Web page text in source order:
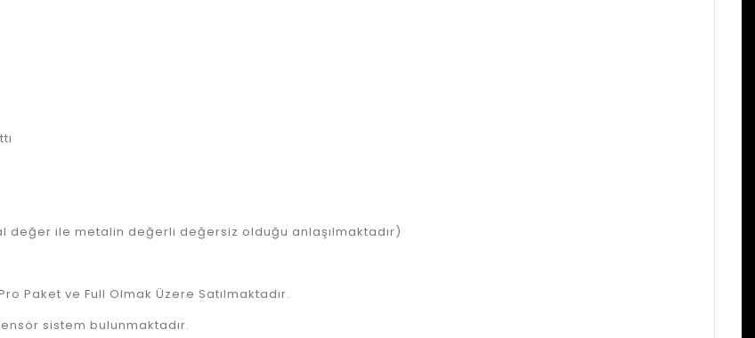
değer ile metalin değerli değersiz olduğu anlaşılmaktadır)
Paket ve Full Olmak Üzere Satılmaktadır.
sistem bulunmaktadır.